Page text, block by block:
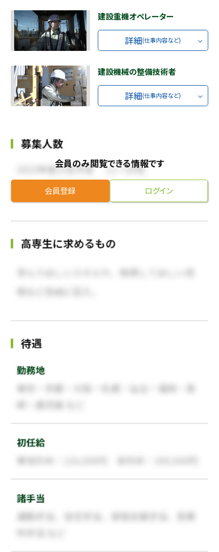
建設重機オペレーター
詳細(仕事内容など)
建設機械の整備技術者
詳細(仕事内容など)
会員のみ閲覧できる情報です
会員登録 ログイン